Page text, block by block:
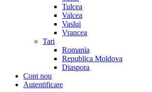
Tulcea
Valcea
Vaslui
Vrancea
Tari
Romania
Republica Moldova
Diaspora
Cont nou
Autentificare